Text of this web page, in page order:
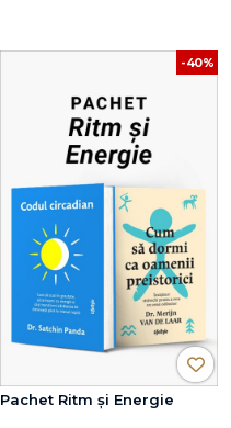
-40%
Pachet Ritm și Energie